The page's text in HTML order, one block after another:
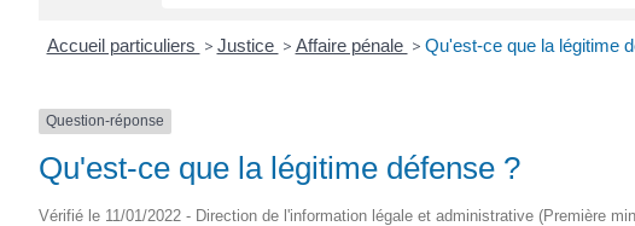
Accueil particuliers > Justice > Affaire pénale > Qu'est-ce que la légitime
Question-réponse
Qu'est-ce que la légitime défense ?
Vérifié le 11/01/2022 - Direction de l'information légale et administrative (Première